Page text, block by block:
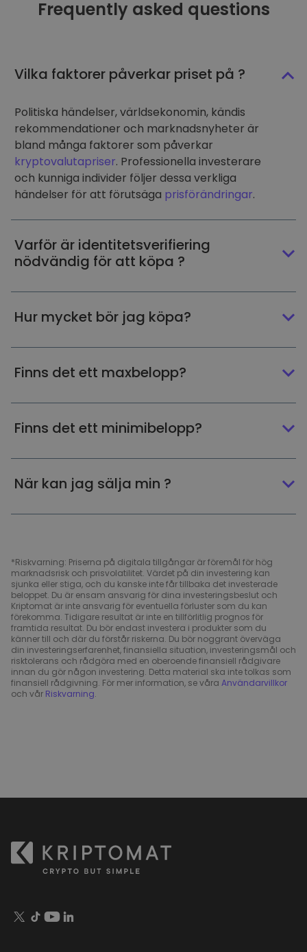
Frequently asked questions
Vilka faktorer påverkar priset på ?
Politiska händelser, världsekonomin, kändis
rekommendationer och marknadsnyheter är
bland många faktorer som påverkar
kryptovalutapriser. Professionella investerare
och kunniga individer följer dessa verkliga
händelser för att förutsäga prisförändringar.
Varför är identitetsverifiering
nödvändig för att köpa ?
Hur mycket bör jag köpa?
Finns det ett maxbelopp?
Finns det ett minimibelopp?
När kan jag sälja min ?
*Riskvarning: Priserna på digitala tillgångar är föremål för hög
marknadsrisk och prisvolatilitet. Värdet på din investering kan
sjunka eller stiga, och du kanske inte får tillbaka det investerade
beloppet. Du är ensam ansvarig för dina investeringsbeslut och
Kriptomat är inte ansvarig för eventuella förluster som du kan
förekomma. Tidigare resultat är inte en tillförlitlig prognos för
framtida resultat. Du bör endast investera i produkter som du
känner till och där du förstår riskerna. Du bör noggrant överväga
din investeringserfarenhet, finansiella situation, investeringsmål och
risktolerans och rådgöra med en oberoende finansiell rådgivare
innan du gör någon investering. Detta material ska inte tolkas som
finansiell rådgivning. För mer information, se våra Användarvillkor
och vår Riskvarning.